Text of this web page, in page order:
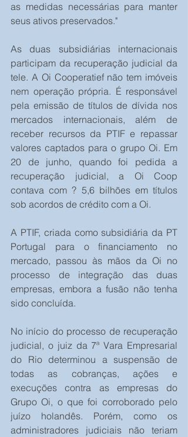
as medidas necessárias para manter
seus ativos preservados."
As duas subsidiárias internacionais
participam da recuperação judicial da
tele. A Oi Cooperatief não tem imóveis
nem operação própria. É responsável
pela emissão de títulos de dívida nos
mercados internacionais, além de
receber recursos da PTIF e repassar
valores captados para o grupo Oi. Em
20 de junho, quando foi pedida a
recuperação judicial, a Oi Coop
contava com ? 5,6 bilhões em títulos
sob acordos de crédito com a Oi.
A PTIF, criada como subsidiária da PT
Portugal para o financiamento no
mercado, passou às mãos da Oi no
processo de integração das duas
empresas, embora a fusão não tenha
sido concluída.
No início do processo de recuperação
judicial, o juiz da 7ª Vara Empresarial
do Rio determinou a suspensão de
todas as cobranças, ações e
execuções contra as empresas do
Grupo Oi, o que foi corroborado pelo
juízo holandês. Porém, como os
administradores judiciais não teriam